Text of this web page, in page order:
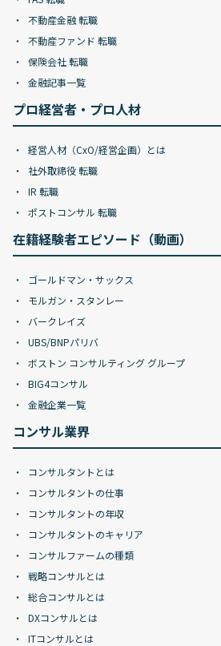
不動産金融 転職
不動産ファンド 転職
保険会社 転職
金融記事一覧
プロ経営者・プロ人材
経営人材（CxO/経営企画）とは
社外取締役 転職
IR 転職
ポストコンサル 転職
在籍経験者エピソード（動画）
ゴールドマン・サックス
モルガン・スタンレー
バークレイズ
UBS/BNPパリバ
ボストン コンサルティング グループ
BIG4コンサル
金融企業一覧
コンサル業界
コンサルタントとは
コンサルタントの仕事
コンサルタントの年収
コンサルタントのキャリア
コンサルファームの種類
戦略コンサルとは
総合コンサルとは
DXコンサルとは
ITコンサルとは